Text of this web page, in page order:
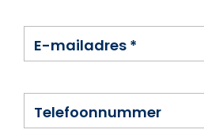
E-mailadres *
Telefoonnummer